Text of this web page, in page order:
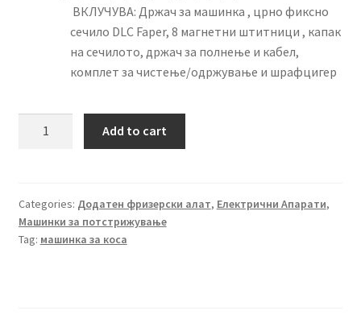
ВКЛУЧУВА: Држач за машинка , црно фиксно
сечило DLC Faper, 8 магнетни штитници , капак
на сечилото, држач за полнење и кабел,
комплет за чистење/одржување и шрафцигер
за
стрижење
quantity
Add to cart
Categories: Додатен фризерски алат, Електрични Апарати,
Машинки за потстрижување
Tag: машинка за коса